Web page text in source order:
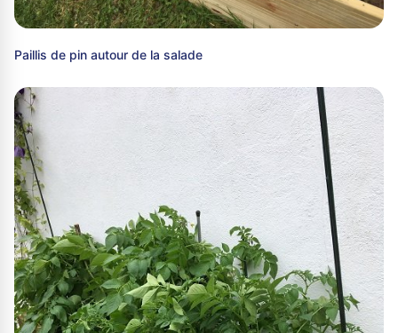
Paillis de pin autour de la salade